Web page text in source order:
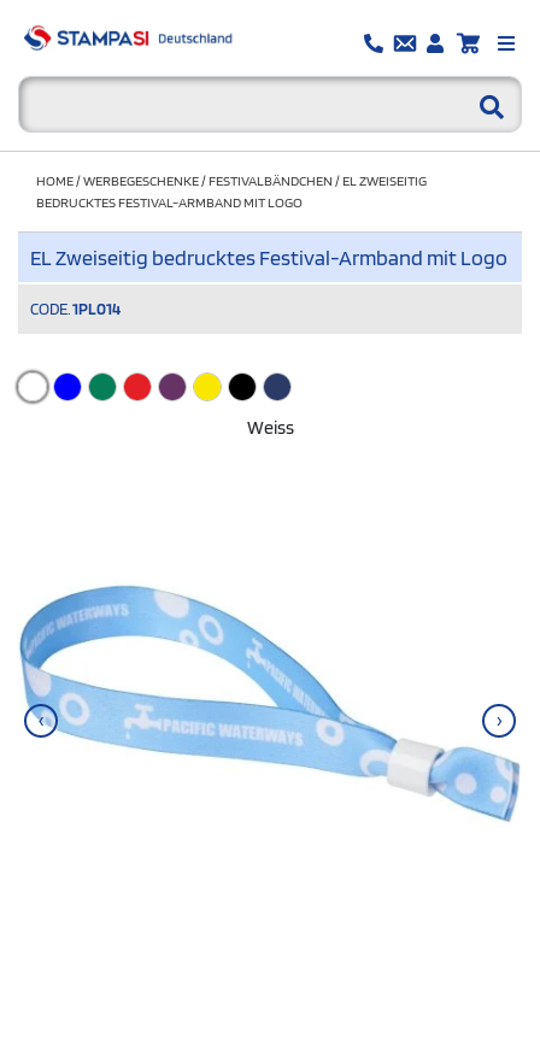
HOME/WERBEGESCHENKE/FESTIVALBÄNDCHEN /EL ZWEISEITIG
BEDRUCKTES FESTIVAL-ARMBAND MIT LOGO
EL Zweiseitig bedrucktes Festival-Armband mit Logo
CODE. 1PL014
Weiss
‹ ›